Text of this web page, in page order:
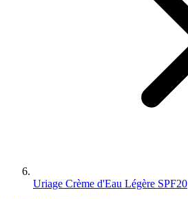
Uriage Crème d'Eau Légère SPF20